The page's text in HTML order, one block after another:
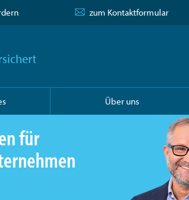
zum Kontaktformular
Über uns
für